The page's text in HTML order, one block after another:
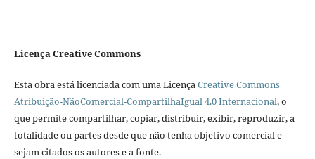
Licença Creative Commons
Esta obra está licenciada com uma LicençaCreative Commons
Atribuição-NãoComercial-CompartilhaIgual 4.0 Internacional, o
que permite compartilhar, copiar, distribuir, exibir, reproduzir, a
totalidade ou partes desde que não tenha objetivo comercial e
sejam citados os autores e a fonte.